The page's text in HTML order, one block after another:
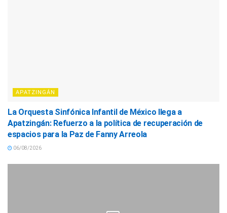
APATZINGÁN
La Orquesta Sinfónica Infantil de México llega a
Apatzingán: Refuerzo a la política de recuperación de
espacios para la Paz de Fanny Arreola
06/08/2026